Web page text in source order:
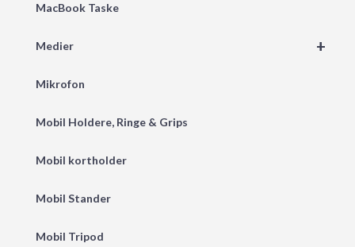
MacBook Taske
+
Medier
Mikrofon
Mobil Holdere, Ringe & Grips
Mobil kortholder
Mobil Stander
Mobil Tripod